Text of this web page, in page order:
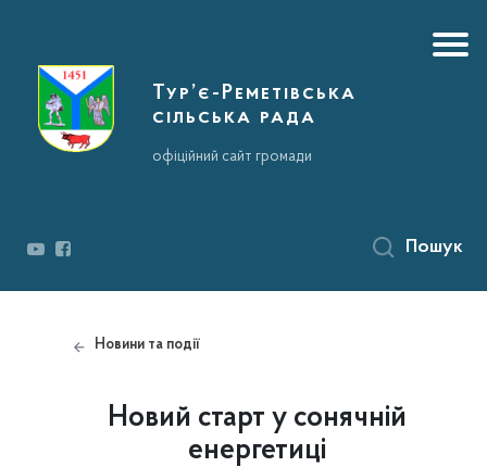
Тур’є-Реметівська
сільська рада
офіційний сайт громади
Пошук
Новини та події
Новий старт у сонячній
енергетиці